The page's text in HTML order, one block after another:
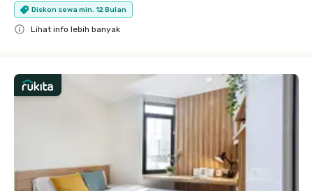
Diskon sewa min. 12 Bulan
Lihat info lebih banyak